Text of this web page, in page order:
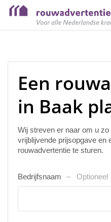
Een
in Baak
Wij streven er naar om u zo
vrijblijvende prijsopgave en
rouwadvertentie te sturen.
Bedrijfsnaam Optioneel